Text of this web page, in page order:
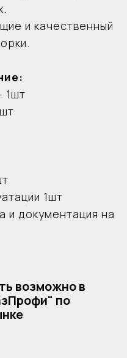
и качественный
1шт
1шт
и документация на
возможно в
по